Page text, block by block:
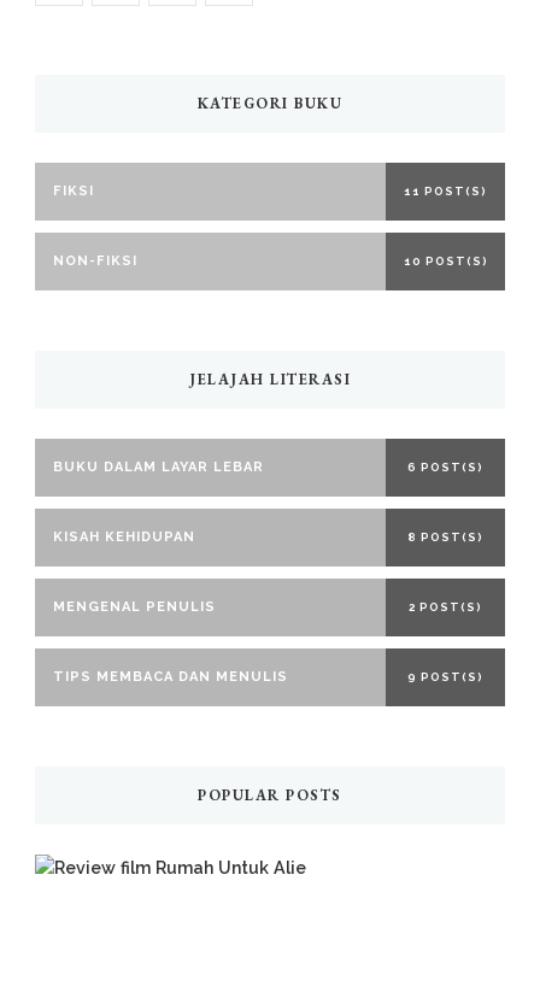
KATEGORI BUKU
FIKSI 11 POST(S)
NON-FIKSI 10 POST(S)
JELAJAH LITERASI
BUKU DALAM LAYAR LEBAR 6 POST(S)
KISAH KEHIDUPAN 8 POST(S)
MENGENAL PENULIS 2 POST(S)
TIPS MEMBACA DAN MENULIS 9 POST(S)
POPULAR POSTS